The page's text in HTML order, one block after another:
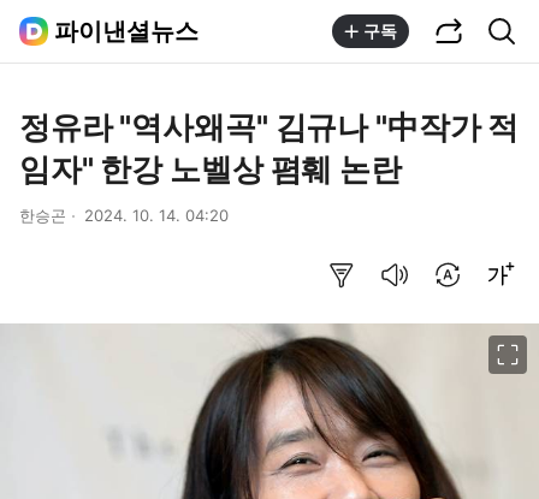
파이낸셜뉴스 구독
정유라 "역사왜곡" 김규나 "中작가 적
임자" 한강 노벨상 폄훼 논란
한승곤 2024. 10. 14. 04:20